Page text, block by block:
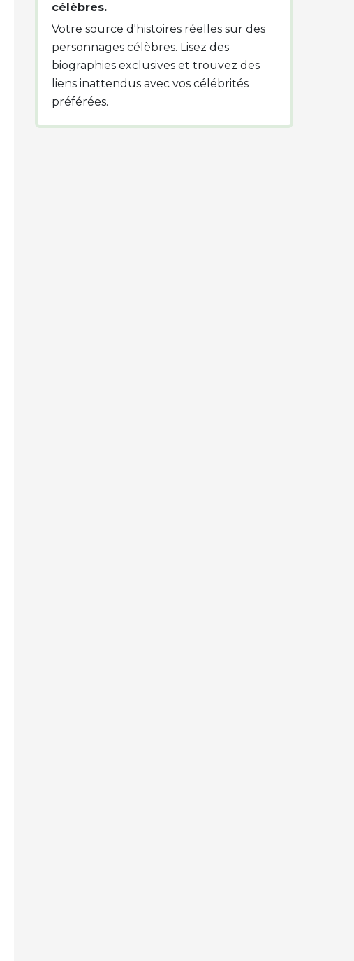
célèbres.
Votre source d'histoires réelles sur des
personnages célèbres. Lisez des
biographies exclusives et trouvez des
liens inattendus avec vos célébrités
préférées.